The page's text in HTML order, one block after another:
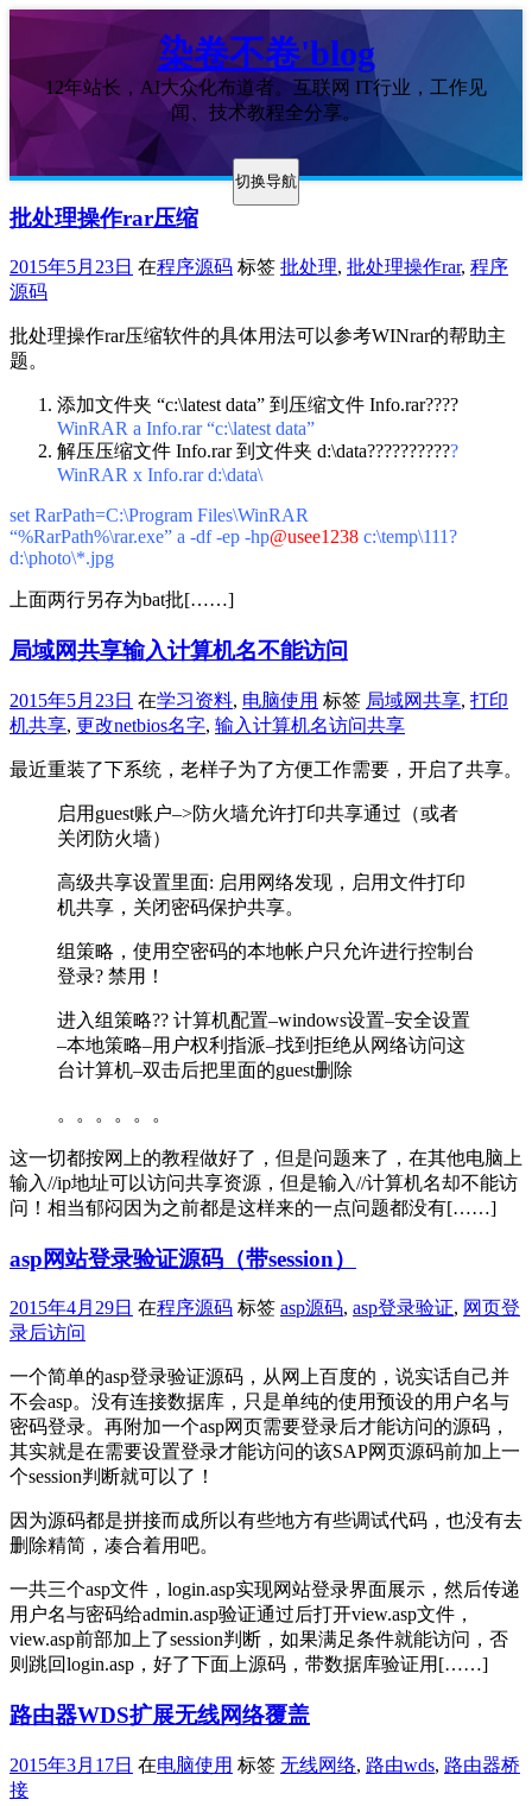
染卷不卷'blog
12年站长，AI大众化布道者。互联网 IT行业，工作见
闻、技术教程全分享。
切换导航
批处理操作rar压缩
2015年5月23日 在程序源码 标签 批处理, 批处理操作rar, 程序
源码
批处理操作rar压缩软件的具体用法可以参考WINrar的帮助主
题。
添加文件夹 “c:\latest data” 到压缩文件 Info.rar????
WinRAR a Info.rar “c:\latest data”
解压压缩文件 Info.rar 到文件夹 d:\data???????????
WinRAR x Info.rar d:\data\
set RarPath=C:\Program Files\WinRAR
“%RarPath%\rar.exe” a -df -ep -hp@usee1238 c:\temp\111?
d:\photo\*.jpg
上面两行另存为bat批[……]
局域网共享输入计算机名不能访问
2015年5月23日 在学习资料, 电脑使用 标签 局域网共享, 打印
机共享, 更改netbios名字, 输入计算机名访问共享
最近重装了下系统，老样子为了方便工作需要，开启了共享。
启用guest账户–>防火墙允许打印共享通过（或者
关闭防火墙）
高级共享设置里面: 启用网络发现，启用文件打印
机共享，关闭密码保护共享。
组策略，使用空密码的本地帐户只允许进行控制台
登录? 禁用！
进入组策略?? 计算机配置–windows设置–安全设置
–本地策略–用户权利指派–找到拒绝从网络访问这
台计算机–双击后把里面的guest删除
。。。。。。
这一切都按网上的教程做好了，但是问题来了，在其他电脑上
输入//ip地址可以访问共享资源，但是输入//计算机名却不能访
问！相当郁闷因为之前都是这样来的一点问题都没有[……]
asp网站登录验证源码（带session）
2015年4月29日 在程序源码 标签 asp源码, asp登录验证, 网页登
录后访问
一个简单的asp登录验证源码，从网上百度的，说实话自己并
不会asp。没有连接数据库，只是单纯的使用预设的用户名与
密码登录。再附加一个asp网页需要登录后才能访问的源码，
其实就是在需要设置登录才能访问的该SAP网页源码前加上一
个session判断就可以了！
因为源码都是拼接而成所以有些地方有些调试代码，也没有去
删除精简，凑合着用吧。
一共三个asp文件，login.asp实现网站登录界面展示，然后传递
用户名与密码给admin.asp验证通过后打开view.asp文件，
view.asp前部加上了session判断，如果满足条件就能访问，否
则跳回login.asp，好了下面上源码，带数据库验证用[……]
路由器WDS扩展无线网络覆盖
2015年3月17日 在电脑使用 标签 无线网络, 路由wds, 路由器桥
接